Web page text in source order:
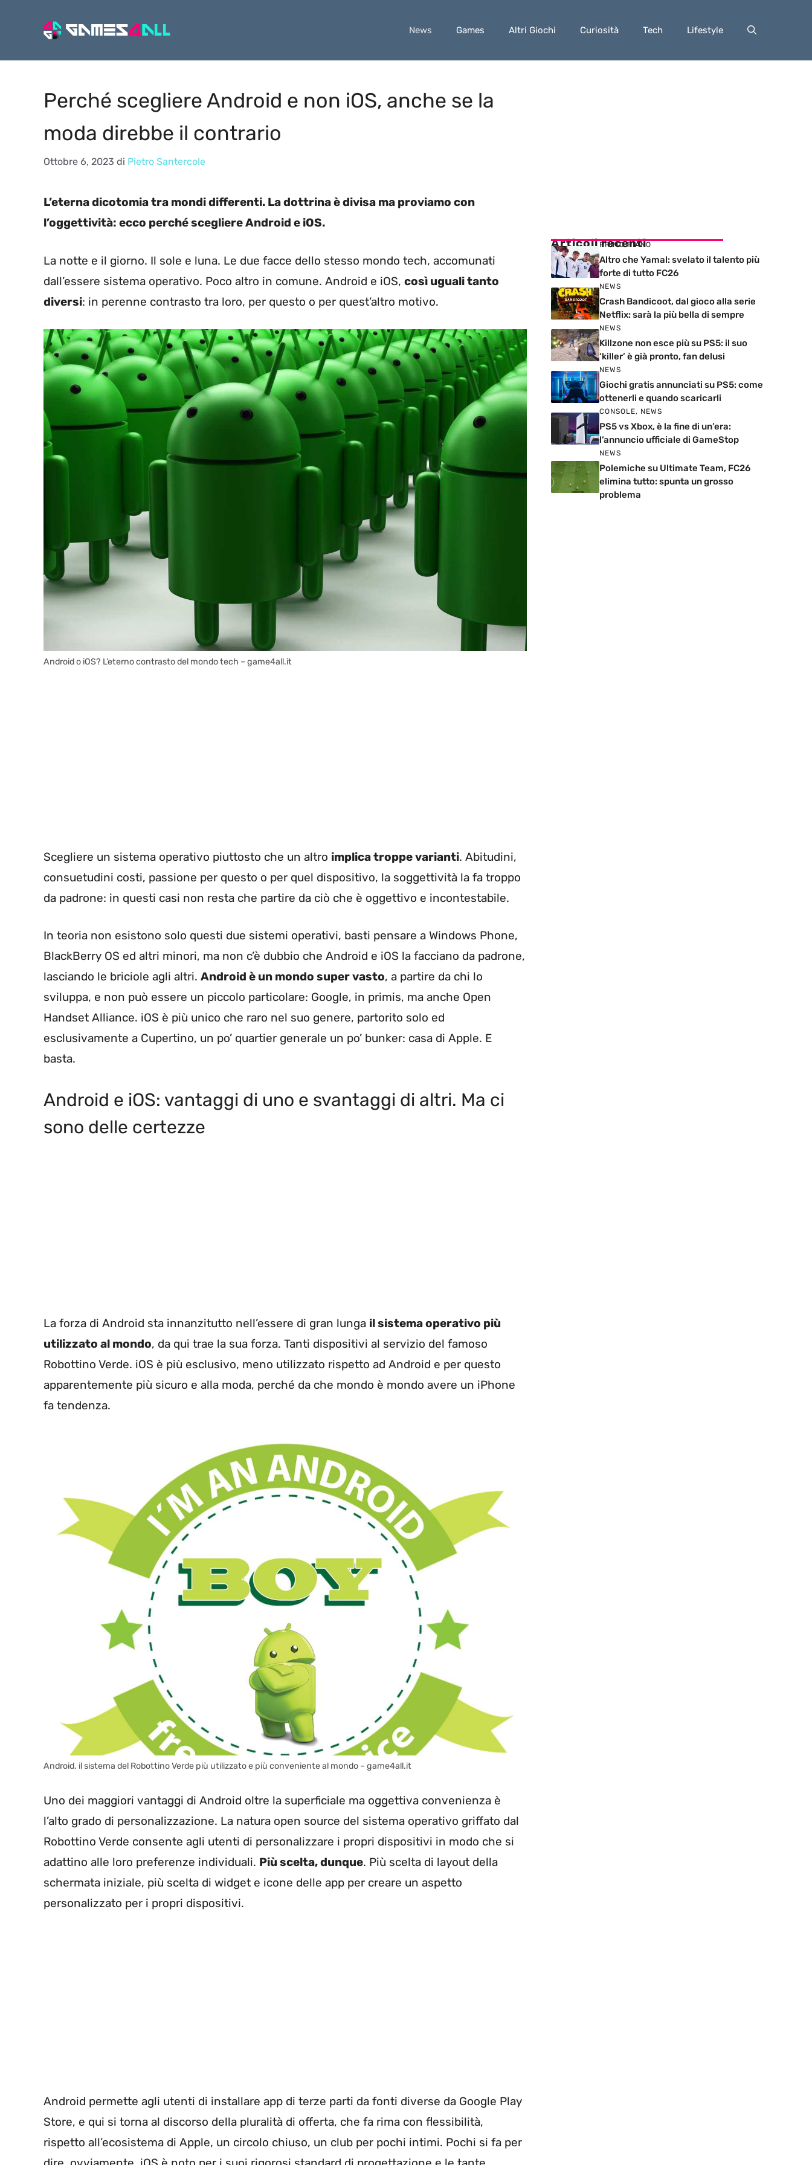
News Games Altri Giochi Curiosità Tech Lifestyle
Perché scegliere Android e non iOS, anche se la
moda direbbe il contrario
Ottobre 6, 2023 di Pietro Santercole
L’eterna dicotomia tra mondi differenti. La dottrina è divisa ma proviamo con
l’oggettività: ecco perché scegliere Android e iOS.
La notte e il giorno. Il sole e luna. Le due facce dello stesso mondo tech, accomunati
dall’essere sistema operativo. Poco altro in comune. Android e iOS, così uguali tanto
diversi: in perenne contrasto tra loro, per questo o per quest’altro motivo.
Android o iOS? L’eterno contrasto del mondo tech – game4all.it
Scegliere un sistema operativo piuttosto che un altro implica troppe varianti. Abitudini,
consuetudini costi, passione per questo o per quel dispositivo, la soggettività la fa troppo
da padrone: in questi casi non resta che partire da ciò che è oggettivo e incontestabile.
In teoria non esistono solo questi due sistemi operativi, basti pensare a Windows Phone,
BlackBerry OS ed altri minori, ma non c’è dubbio che Android e iOS la facciano da padrone,
lasciando le briciole agli altri. Android è un mondo super vasto, a partire da chi lo
sviluppa, e non può essere un piccolo particolare: Google, in primis, ma anche Open
Handset Alliance. iOS è più unico che raro nel suo genere, partorito solo ed
esclusivamente a Cupertino, un po’ quartier generale un po’ bunker: casa di Apple. E
basta.
Android e iOS: vantaggi di uno e svantaggi di altri. Ma ci
sono delle certezze
La forza di Android sta innanzitutto nell’essere di gran lunga il sistema operativo più
utilizzato al mondo, da qui trae la sua forza. Tanti dispositivi al servizio del famoso
Robottino Verde. iOS è più esclusivo, meno utilizzato rispetto ad Android e per questo
apparentemente più sicuro e alla moda, perché da che mondo è mondo avere un iPhone
fa tendenza.
Android, il sistema del Robottino Verde più utilizzato e più conveniente al mondo – game4all.it
Uno dei maggiori vantaggi di Android oltre la superficiale ma oggettiva convenienza è
l’alto grado di personalizzazione. La natura open source del sistema operativo griffato dal
Robottino Verde consente agli utenti di personalizzare i propri dispositivi in ​​modo che si
adattino alle loro preferenze individuali. Più scelta, dunque. Più scelta di layout della
schermata iniziale, più scelta di widget e icone delle app per creare un aspetto
personalizzato per i propri dispositivi.
Android permette agli utenti di installare app di terze parti da fonti diverse da Google Play
Store, e qui si torna al discorso della pluralità di offerta, che fa rima con flessibilità,
rispetto all’ecosistema di Apple, un circolo chiuso, un club per pochi intimi. Pochi si fa per
Articoli recenti
PRIMO PIANO
Altro che Yamal: svelato il talento più
forte di tutto FC26
NEWS
Crash Bandicoot, dal gioco alla serie
Netflix: sarà la più bella di sempre
NEWS
Killzone non esce più su PS5: il suo
‘killer’ è già pronto, fan delusi
NEWS
Giochi gratis annunciati su PS5: come
ottenerli e quando scaricarli
CONSOLE, NEWS
PS5 vs Xbox, è la fine di un’era:
l’annuncio ufficiale di GameStop
NEWS
Polemiche su Ultimate Team, FC26
elimina tutto: spunta un grosso
problema